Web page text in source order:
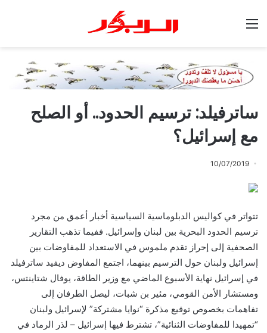
ساترفيلد: ترسيم الحدود.. أو الصلح
مع إسرائيل؟
10/07/2019
تتواتر في كواليس الدبلوماسية السياسية أخبار أعمق من مجرد
ترسيم الحدود البحرية بين لبنان وإسرائيل. ففيما تذهب التقارير
الصحفية إلى إحراز تقدم ملموس في الاستعداد للمفاوضات بين
إسرائيل ولبنان حول الترسيم بينهما، اجتمع المفاوض ديفيد ساترفيلد
في إسرائيل نهاية الأسبوع الماضي مع وزير الطاقة، يوفال شتاينتس،
ومستشار الأمن القومي، مئير بن شبات، ليصل الطرفان إلى
تفاهمات بخصوص توقيع مذكرة “نوايا مشتركة” لإسرائيل ولبنان
“تمهيدا للمفاوضات الثنائية”، تشترط فيها إسرائيل – لذر الرماد في